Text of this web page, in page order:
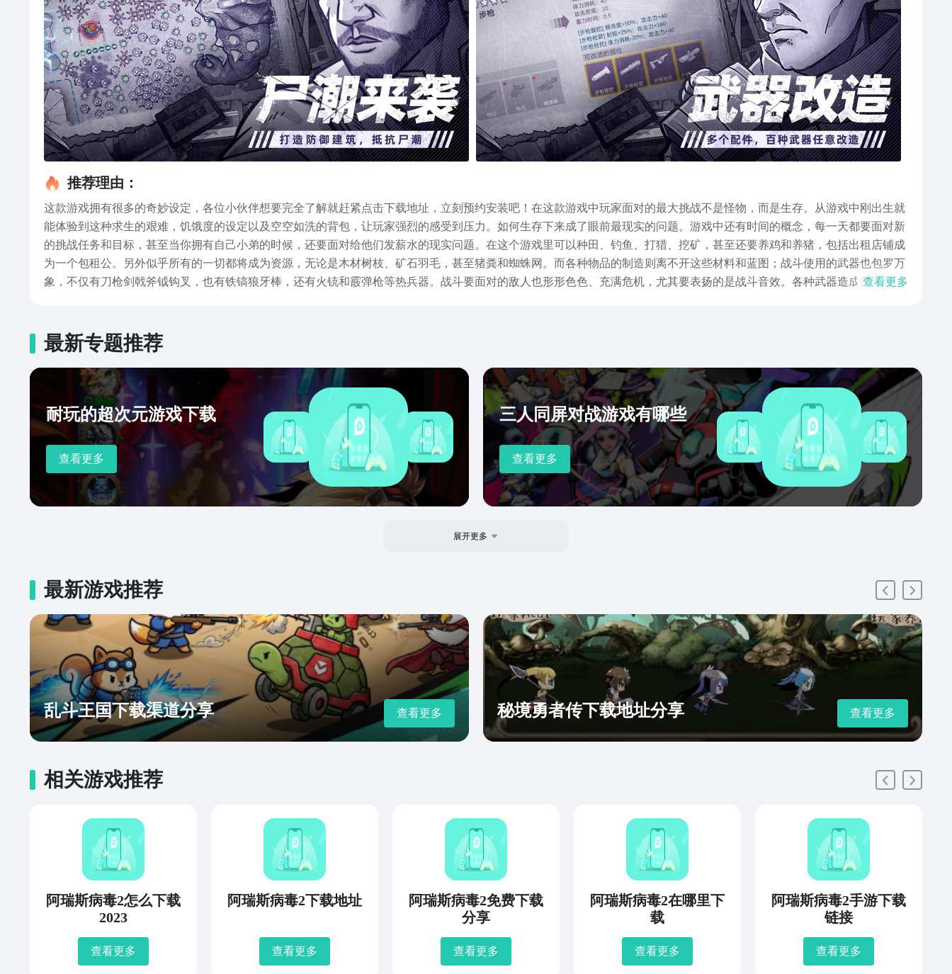
推荐理由：
这款游戏拥有很多的奇妙设定，各位小伙伴想要完全了解就赶紧点击下载地址，立刻预约安装吧！在这款游戏中玩家面对的最大挑战不是怪物，而是生存。从游戏中刚出生就
能体验到这种求生的艰难，饥饿度的设定以及空空如洗的背包，让玩家强烈的感受到压力。如何生存下来成了眼前最现实的问题。游戏中还有时间的概念，每一天都要面对新
的挑战任务和目标，甚至当你拥有自己小弟的时候，还要面对给他们发薪水的现实问题。在这个游戏里可以种田、钓鱼、打猎、挖矿，甚至还要养鸡和养猪，包括出租店铺成
为一个包租公。另外似乎所有的一切都将成为资源，无论是木材树枝、矿石羽毛，甚至猪粪和蜘蛛网。而各种物品的制造则离不开这些材料和蓝图；战斗使用的武器也包罗万
象，不仅有刀枪剑戟斧钺钩叉，也有铁镐狼牙棒，还有火铳和霰弹枪等热兵器。战斗要面对的敌人也形形色色、充满危机，尤其要表扬的是战斗音效。各种武器造成的伤害，
将游戏中的精彩与新奇元素一一道来；眼见为实，耳听为虚。如果你也好奇这款原汁原味的阿瑞斯续作，到底有哪些吸引人的地方呢？赶紧点击获取2024阿瑞斯病毒2移植版
下载来看看吧！
查看更多
最新专题推荐
耐玩的超次元游戏下载
查看更多
三人同屏对战游戏有哪些
查看更多
展开更多
最新游戏推荐
乱斗王国下载渠道分享 查看更多 秘境勇者传下载地址分享 查看更多
相关游戏推荐
阿瑞斯病毒2怎么下载
2023
查看更多
阿瑞斯病毒2下载地址
查看更多
阿瑞斯病毒2免费下载
分享
查看更多
阿瑞斯病毒2在哪里下
载
查看更多
阿瑞斯病毒2手游下载
链接
查看更多